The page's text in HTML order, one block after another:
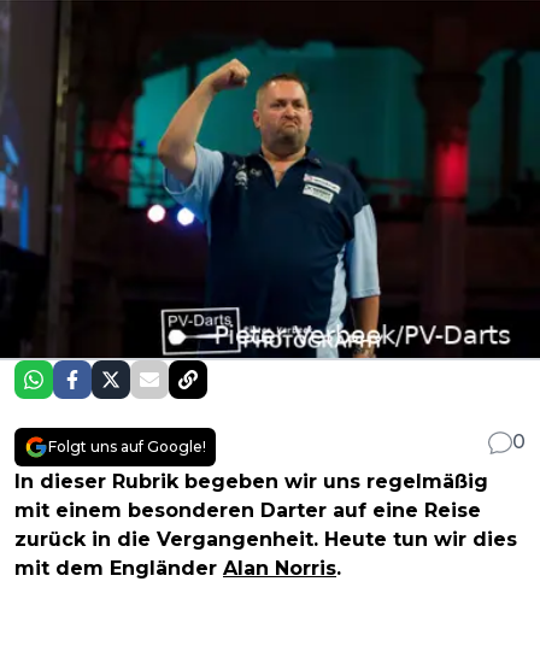
Folgt uns auf Google!
0
In dieser Rubrik begeben wir uns regelmäßig
mit einem besonderen Darter auf eine Reise
zurück in die Vergangenheit. Heute tun wir dies
mit dem Engländer Alan Norris.